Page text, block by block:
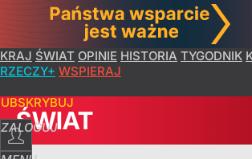
KRAJ ŚWIAT OPINIE HISTORIA TYGODNIK
RZECZY+ WSPIERAJ
ZALOGUJ
ŚWIAT